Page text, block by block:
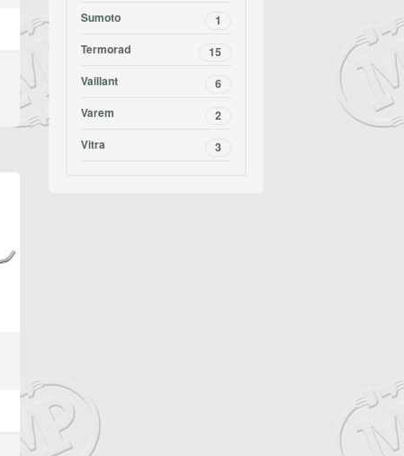
Sumoto
1
Termorad
15
Vaillant
6
Varem
2
Vitra
3